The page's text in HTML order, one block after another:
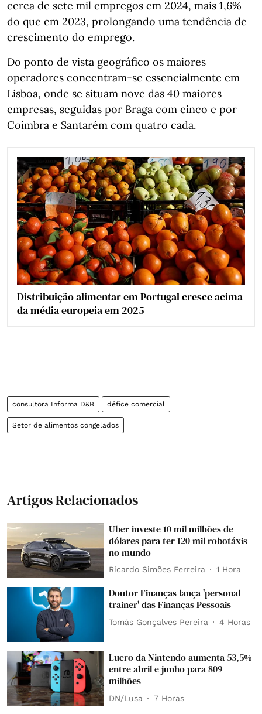
cerca de sete mil empregos em 2024, mais 1,6%
do que em 2023, prolongando uma tendência de
crescimento do emprego.
Do ponto de vista geográfico os maiores
operadores concentram‑se essencialmente em
Lisboa, onde se situam nove das 40 maiores
empresas, seguidas por Braga com cinco e por
Coimbra e Santarém com quatro cada.
Distribuição alimentar em Portugal cresce acima
da média europeia em 2025
consultora Informa D&B défice comercial
Setor de alimentos congelados
Artigos Relacionados
Uber investe 10 mil milhões de
dólares para ter 120 mil robotáxis
no mundo
Ricardo Simões Ferreira 1 Hora
Doutor Finanças lança 'personal
trainer' das Finanças Pessoais
Tomás Gonçalves Pereira 4 Horas
Lucro da Nintendo aumenta 53,5%
entre abril e junho para 809
milhões
DN/Lusa 7 Horas